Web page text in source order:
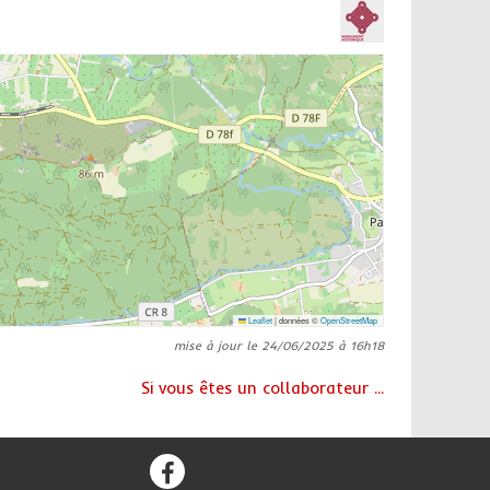
Leaflet|données ©OpenStreetMap
mise à jour le 24/06/2025 à 16h18
Si vous êtes un collaborateur ...